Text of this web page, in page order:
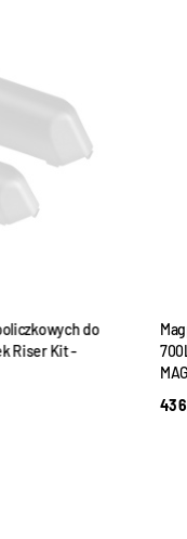
do
Riser Kit -